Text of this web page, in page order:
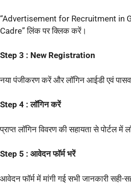
“Advertisement for Recruitment in
Cadre” लिंक पर क्लिक करें।
Step 3 : New Registration
नया पंजीकरण करें और लॉगिन आईडी एवं
Step 4 : लॉगिन करें
प्राप्त लॉगिन विवरण की सहायता से पोर्टल में
Step 5 : आवेदन फॉर्म भरें
आवेदन फॉर्म में मांगी गई सभी जानकारी सही-